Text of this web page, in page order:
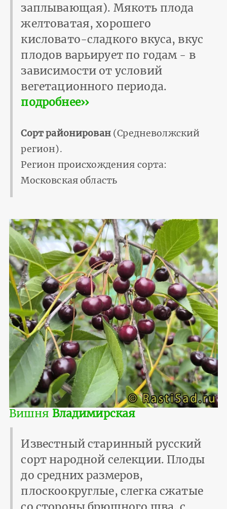
заплывающая). Мякоть плода
желтоватая, хорошего
кисловато-сладкого вкуса, вкус
плодов варьирует по годам - в
зависимости от условий
вегетационного периода.
подробнее››
Сорт районирован(Средневолжский
регион).
Регион происхождения сорта:
Московская область
Вишня Владимирская
Известный старинный русский
сорт народной селекции. Плоды
до средних размеров,
плоскоокруглые, слегка сжатые